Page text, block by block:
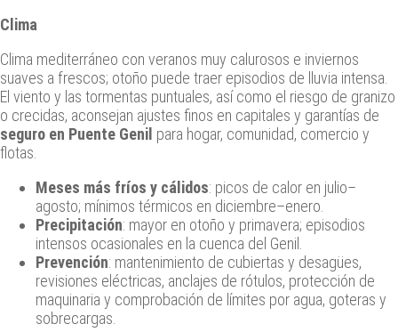
Clima
Clima mediterráneo con veranos muy calurosos e inviernos
suaves a frescos; otoño puede traer episodios de lluvia intensa.
El viento y las tormentas puntuales, así como el riesgo de granizo
o crecidas, aconsejan ajustes finos en capitales y garantías de
seguro en Puente Genil para hogar, comunidad, comercio y
flotas.
Meses más fríos y cálidos: picos de calor en julio–
agosto; mínimos térmicos en diciembre–enero.
Precipitación: mayor en otoño y primavera; episodios
intensos ocasionales en la cuenca del Genil.
Prevención: mantenimiento de cubiertas y desagües,
revisiones eléctricas, anclajes de rótulos, protección de
maquinaria y comprobación de límites por agua, goteras y
sobrecargas.